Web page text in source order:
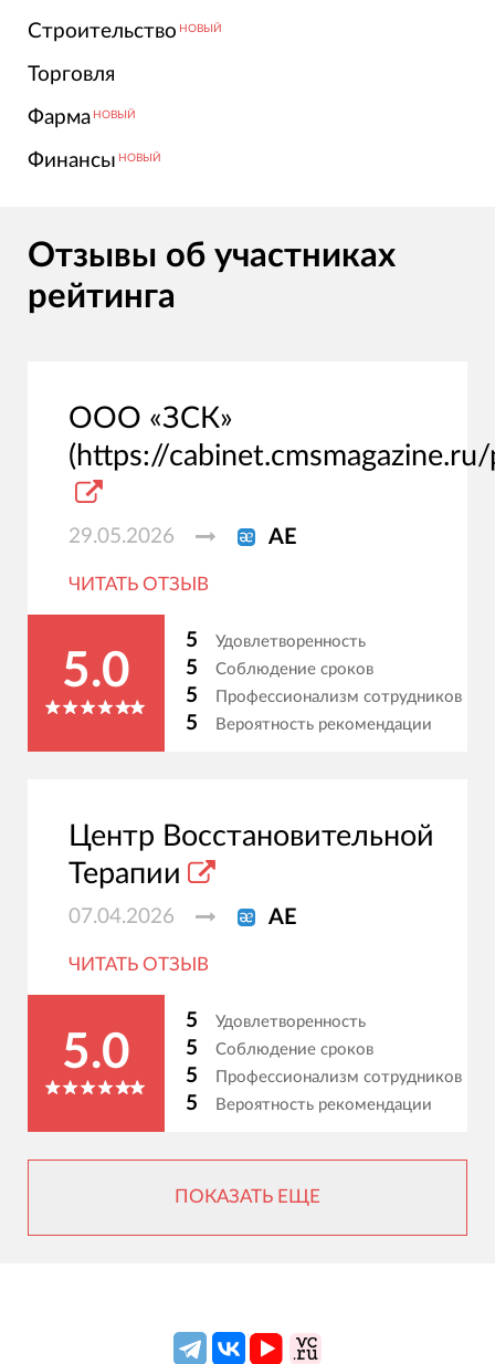
Строительство НОВЫЙ
Торговля
Фарма НОВЫЙ
Финансы НОВЫЙ
Отзывы об участниках
рейтинга
ООО «ЗСК»
(https://
29.05.2026 АЕ
ЧИТАТЬ ОТЗЫВ
5.0
5 Удовлетворенность
5 Соблюдение сроков
5 Профессионализм сотрудников
5 Вероятность рекомендации
Центр Восстановительной
Терапии
07.04.2026 АЕ
ЧИТАТЬ ОТЗЫВ
5.0
5 Удовлетворенность
5 Соблюдение сроков
5 Профессионализм сотрудников
5 Вероятность рекомендации
ПОКАЗАТЬ ЕЩЕ